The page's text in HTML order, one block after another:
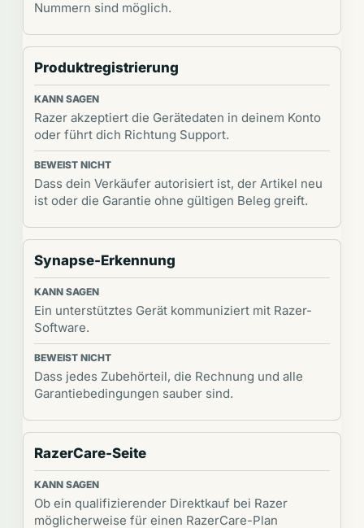
Nummern sind möglich.
Produktregistrierung
Razer akzeptiert die Gerätedaten in deinem Konto
oder führt dich Richtung Support.
Dass dein Verkäufer autorisiert ist, der Artikel neu
ist oder die Garantie ohne gültigen Beleg greift.
Synapse-Erkennung
Ein unterstütztes Gerät kommuniziert mit Razer-
Software.
Dass jedes Zubehörteil, die Rechnung und alle
Garantiebedingungen sauber sind.
RazerCare-Seite
Ob ein qualifizierender Direktkauf bei Razer
möglicherweise für einen RazerCare-Plan